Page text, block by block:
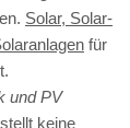
Solar, Solar-
für
und PV
keine